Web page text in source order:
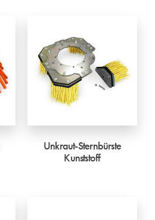
Unkraut-Sternbürste
Kunststoff